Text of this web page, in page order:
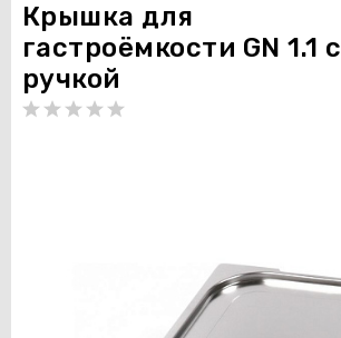
Крышка для
гастроёмкости GN 1.1 с
ручкой